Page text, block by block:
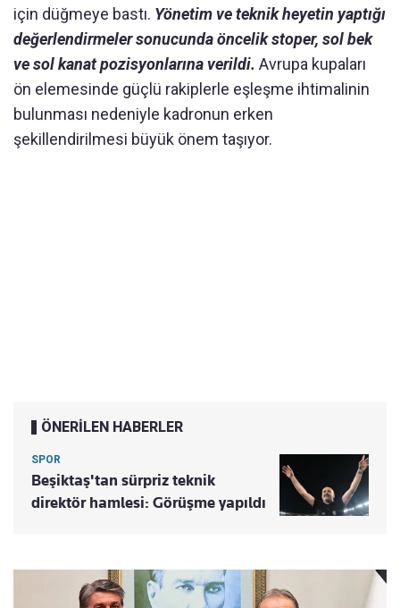
için düğmeye bastı. Yönetim ve teknik heyetin yaptığı
değerlendirmeler sonucunda öncelik stoper, sol bek
ve sol kanat pozisyonlarına verildi. Avrupa kupaları
ön elemesinde güçlü rakiplerle eşleşme ihtimalinin
bulunması nedeniyle kadronun erken
şekillendirilmesi büyük önem taşıyor.
ÖNERİLEN HABERLER
SPOR
Beşiktaş'tan sürpriz teknik
direktör hamlesi: Görüşme yapıldı